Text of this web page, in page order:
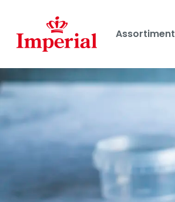
main
content
Assortiment